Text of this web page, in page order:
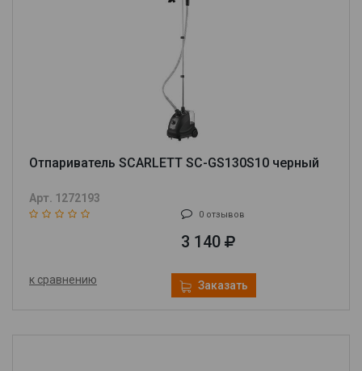
Отпариватель SCARLETT SC-GS130S10 черный
Арт. 1272193
0 отзывов
3 140
к сравнению Заказать